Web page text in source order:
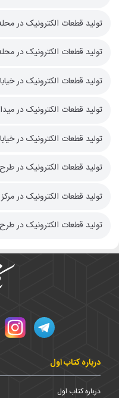
تولید قطعات الکترونیک در
تولید قطعات الکترونیک در
تولید قطعات الکترونیک در
تولید قطعات الکترونیک در
تولید قطعات الکترونیک در
تولید قطعات الکترونیک در
تولید قطعات الکترونیک در
تولید قطعات الکترونیک در
درباره کتاب اول
درباره کتاب اول